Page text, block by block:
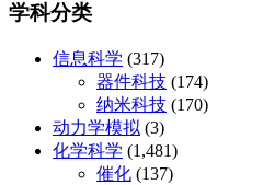
学科分类
信息科学 (317)
器件科技 (174)
纳米科技 (170)
动力学模拟 (3)
化学科学 (1,481)
催化 (137)